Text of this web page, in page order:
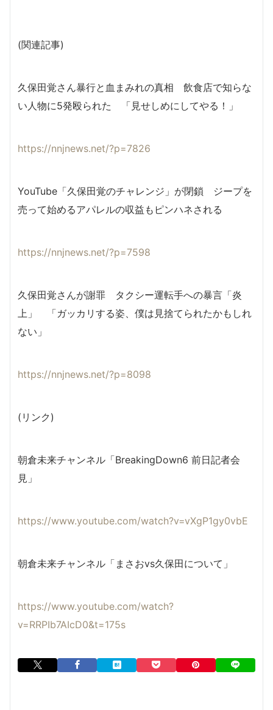
(関連記事)
久保田覚さん暴行と血まみれの真相 飲食店で知らな
い人物に5発殴られた 「見せしめにしてやる！」
https://nnjnews.net/?p=7826
YouTube「久保田覚のチャレンジ」が閉鎖 ジープを
売って始めるアパレルの収益もピンハネされる
https://nnjnews.net/?p=7598
久保田覚さんが謝罪 タクシー運転手への暴言「炎
上」 「ガッカリする姿、僕は見捨てられたかもしれ
ない」
https://nnjnews.net/?p=8098
(リンク)
朝倉未来チャンネル「BreakingDown6 前日記者会
見」
https://www.youtube.com/watch?v=vXgP1gy0vbE
朝倉未来チャンネル「まさおvs久保田について」
https://www.youtube.com/watch?
v=RRPIb7AIcD0&t=175s